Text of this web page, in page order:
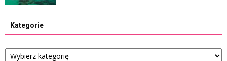
Kategorie
Kategorie